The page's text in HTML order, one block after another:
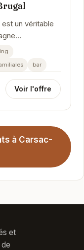
un véritable
pour se
bar
Voir l'offre
à Carsac-
et